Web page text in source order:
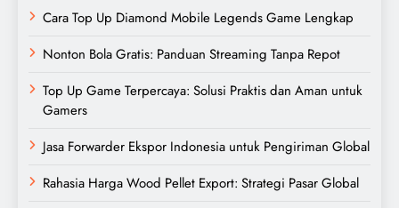
Cara Top Up Diamond Mobile Legends Game Lengkap
Nonton Bola Gratis: Panduan Streaming Tanpa Repot
Top Up Game Terpercaya: Solusi Praktis dan Aman untuk
Gamers
Jasa Forwarder Ekspor Indonesia untuk Pengiriman Global
Rahasia Harga Wood Pellet Export: Strategi Pasar Global